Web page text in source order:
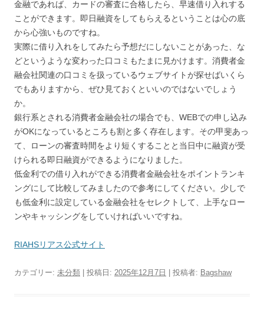
金融であれば、カードの審査に合格したら、早速借り入れする
ことができます。即日融資をしてもらえるということは心の底
から心強いものですね。
実際に借り入れをしてみたら予想だにしないことがあった、な
どというような変わった口コミもたまに見かけます。消費者金
融会社関連の口コミを扱っているウェブサイトが探せばいくら
でもありますから、ぜひ見ておくといいのではないでしょう
か。
銀行系とされる消費者金融会社の場合でも、WEBでの申し込み
がOKになっているところも割と多く存在します。その甲斐あっ
て、ローンの審査時間をより短くすることと当日中に融資が受
けられる即日融資ができるようになりました。
低金利での借り入れができる消費者金融会社をポイントランキ
ングにして比較してみましたので参考にしてください。少しで
も低金利に設定している金融会社をセレクトして、上手なロー
ンやキャッシングをしていければいいですね。
RIAHSリアス公式サイト
カテゴリー: 未分類 | 投稿日: 2025年12月7日 投稿者: Bagshaw